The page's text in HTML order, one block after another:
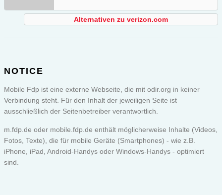
Alternativen zu verizon.com
NOTICE
Mobile Fdp ist eine externe Webseite, die mit odir.org in keiner
Verbindung steht. Für den Inhalt der jeweiligen Seite ist
ausschließlich der Seitenbetreiber verantwortlich.
m.fdp.de oder mobile.fdp.de enthält möglicherweise Inhalte (Videos,
Fotos, Texte), die für mobile Geräte (Smartphones) - wie z.B.
iPhone, iPad, Android-Handys oder Windows-Handys - optimiert
sind.